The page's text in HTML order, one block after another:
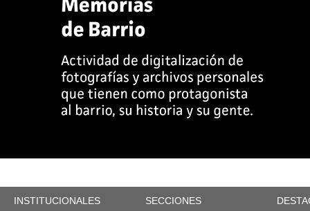
INSTITUCIONALES SECCIONES